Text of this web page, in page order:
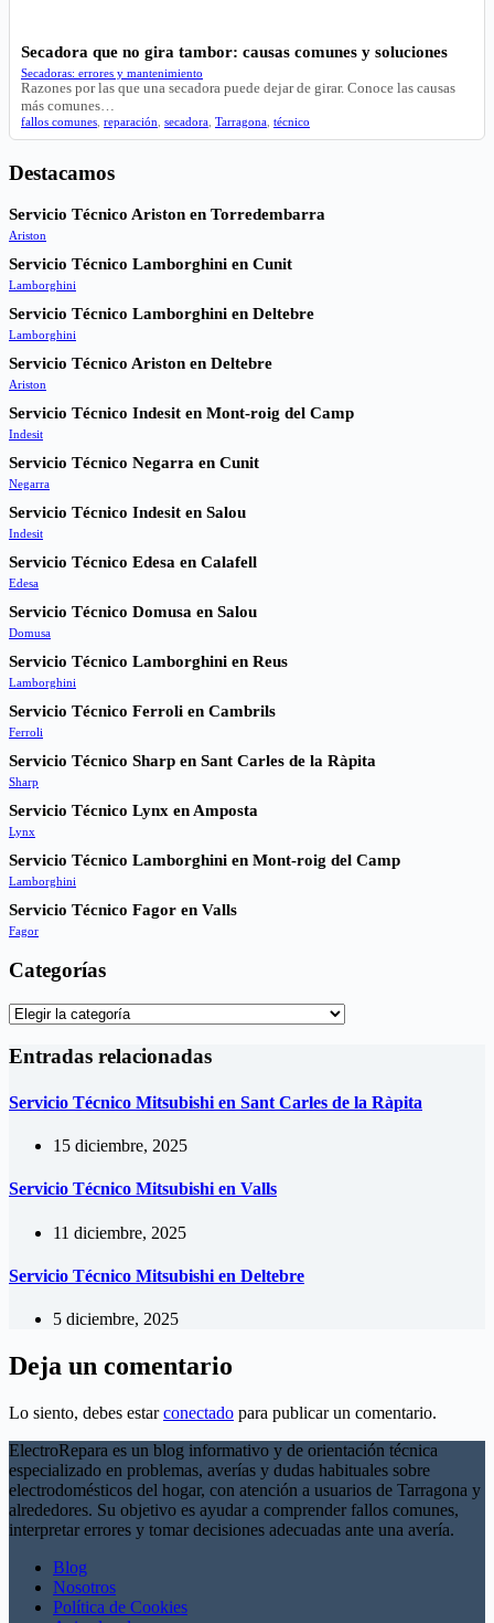
Secadora que no gira tambor: causas comunes y soluciones
Secadoras: errores y mantenimiento
Razones por las que una secadora puede dejar de girar. Conoce las causas
más comunes…
fallos comunes reparación secadora Tarragona técnico
Destacamos
Servicio Técnico Ariston en Torredembarra
Ariston
Servicio Técnico Lamborghini en Cunit
Lamborghini
Servicio Técnico Lamborghini en Deltebre
Lamborghini
Servicio Técnico Ariston en Deltebre
Ariston
Servicio Técnico Indesit en Mont-roig del Camp
Indesit
Servicio Técnico Negarra en Cunit
Negarra
Servicio Técnico Indesit en Salou
Indesit
Servicio Técnico Edesa en Calafell
Edesa
Servicio Técnico Domusa en Salou
Domusa
Servicio Técnico Lamborghini en Reus
Lamborghini
Servicio Técnico Ferroli en Cambrils
Ferroli
Servicio Técnico Sharp en Sant Carles de la Ràpita
Sharp
Servicio Técnico Lynx en Amposta
Lynx
Servicio Técnico Lamborghini en Mont-roig del Camp
Lamborghini
Servicio Técnico Fagor en Valls
Fagor
Categorías
Categorías
Entradas relacionadas
Servicio Técnico Mitsubishi en Sant Carles de la Ràpita
15 diciembre, 2025
Servicio Técnico Mitsubishi en Valls
11 diciembre, 2025
Servicio Técnico Mitsubishi en Deltebre
5 diciembre, 2025
Deja un comentario
Lo siento, debes estarconectado para publicar un comentario.
ElectroRepara es un blog informativo y de orientación técnica
especializado en problemas, averías y dudas habituales sobre
electrodomésticos del hogar, con atención a usuarios de Tarragona y
alrededores. Su objetivo es ayudar a comprender fallos comunes,
interpretar errores y tomar decisiones adecuadas ante una avería.
Blog
Nosotros
Política de Cookies